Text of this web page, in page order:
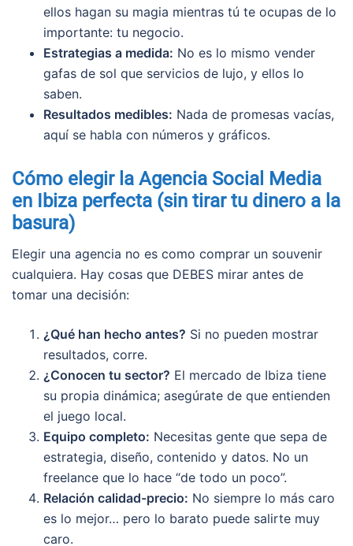
ellos hagan su magia mientras tú te ocupas de lo
importante: tu negocio.
Estrategias a medida: No es lo mismo vender
gafas de sol que servicios de lujo, y ellos lo
saben.
Resultados medibles: Nada de promesas vacías,
aquí se habla con números y gráficos.
Cómo elegir la Agencia Social Media
en Ibiza perfecta (sin tirar tu dinero a la
basura)
Elegir una agencia no es como comprar un souvenir
cualquiera. Hay cosas que DEBES mirar antes de
tomar una decisión:
¿Qué han hecho antes? Si no pueden mostrar
resultados, corre.
¿Conocen tu sector? El mercado de Ibiza tiene
su propia dinámica; asegúrate de que entienden
el juego local.
Equipo completo: Necesitas gente que sepa de
estrategia, diseño, contenido y datos. No un
freelance que lo hace “de todo un poco”.
Relación calidad-precio: No siempre lo más caro
es lo mejor… pero lo barato puede salirte muy
caro.